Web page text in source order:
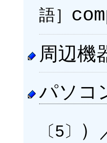
語］
周辺機
パソコ
〔5〕 ）